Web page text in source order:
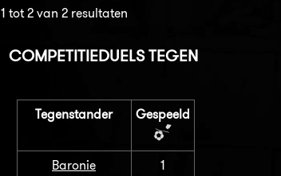
1 tot 2 van 2 resultaten
COMPETITIEDUELS TEGEN
Tegenstander Gespeeld
Baronie
1